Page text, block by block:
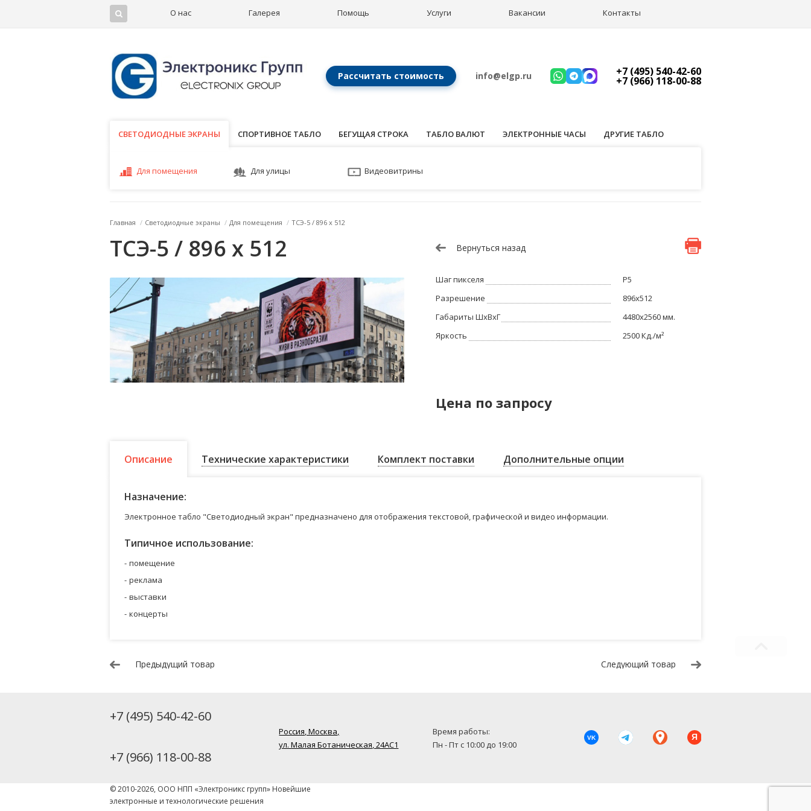
О нас Галерея Помощь Услуги Вакансии Контакты
Рассчитать стоимость info@elgp.ru +7 (495) 540-42-60
+7 (966) 118-00-88
СВЕТОДИОДНЫЕ ЭКРАНЫ
СВЕТОДИОДНЫЕ ЭКРАНЫ СПОРТИВНОЕ ТАБЛО БЕГУЩАЯ СТРОКА ТАБЛО ВАЛЮТ ЭЛЕКТРОННЫЕ ЧАСЫ ДРУГИЕ ТАБЛО
Для помещения Для улицы Видеовитрины
Главная / Светодиодные экраны / Для помещения / ТСЭ-5 / 896 x 512
ТСЭ-5 / 896 x 512 Вернуться назад
Шаг пикселя
Р5
Разрешение
896x512
Габариты ШхВхГ
4480x2560 мм.
Яркость
2500 Кд./м²
Цена по запросу
Описание Технические характеристики Комплект поставки Дополнительные опции
Назначение:
Электронное табло "Светодиодный экран" предназначено для отображения текстовой, графической и видео информации.
Типичное использование:
помещение
реклама
выставки
концерты
Предыдущий товар Следующий товар
+7 (495) 540-42-60
+7 (966) 118-00-88
Россия, Москва,
ул. Малая Ботаническая, 24AC1
Время работы:
Пн - Пт с 10:00 до 19:00
VK Я
© 2010-2026, ООО НПП «Электроникс групп» Новейшие
электронные и технологические решения